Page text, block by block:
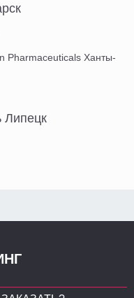
Pharmaceuticals Ханты-
Липецк